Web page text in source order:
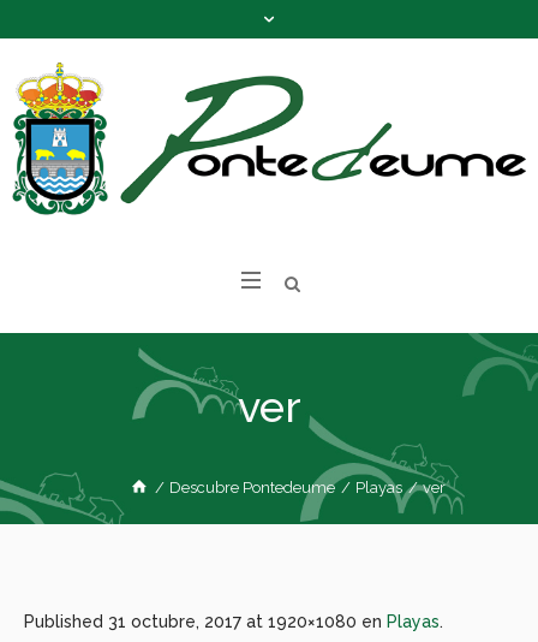
ver
/ Descubre Pontedeume / Playas /ver
Published 31 octubre, 2017 at 1920×1080 en Playas.